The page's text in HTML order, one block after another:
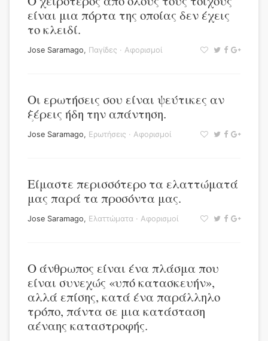
είναι μια πόρτα της οποίας δεν έχεις
το κλειδί.
Jose Saramago, Παγίδες · Αφορισμοί
Οι ερωτήσεις σου είναι ψεύτικες αν
ξέρεις ήδη την απάντηση.
Jose Saramago, Ερωτήσεις · Αφορισμοί
Είμαστε περισσότερο τα ελαττώματά
μας παρά τα προσόντα μας.
Jose Saramago, Ελαττώματα · Αφορισμοί
Ο άνθρωπος είναι ένα πλάσμα που
είναι συνεχώς «υπό κατασκευήν»,
αλλά επίσης, κατά ένα παράλληλο
τρόπο, πάντα σε μια κατάσταση
αέναης καταστροφής.